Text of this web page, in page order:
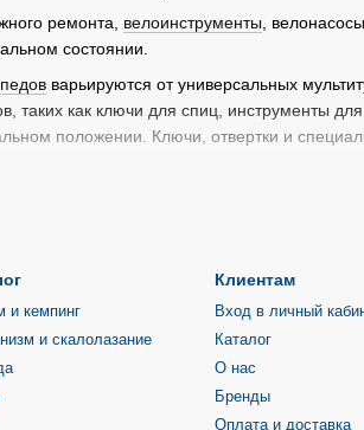
ремонта, велоинструменты ,
состоянии.
варьируются от универсальных
таких как ключи для спиц, инструменты
положении. Ключи, отвертки и
для снятия и установки шатунов на
для снятия вилки с велосипеда.
велосипедиста. Он используется для
и кемпинг
и скалолазание
Клиентам
Вход в личный
Каталог
О нас
Бренды
Оплата и доставка